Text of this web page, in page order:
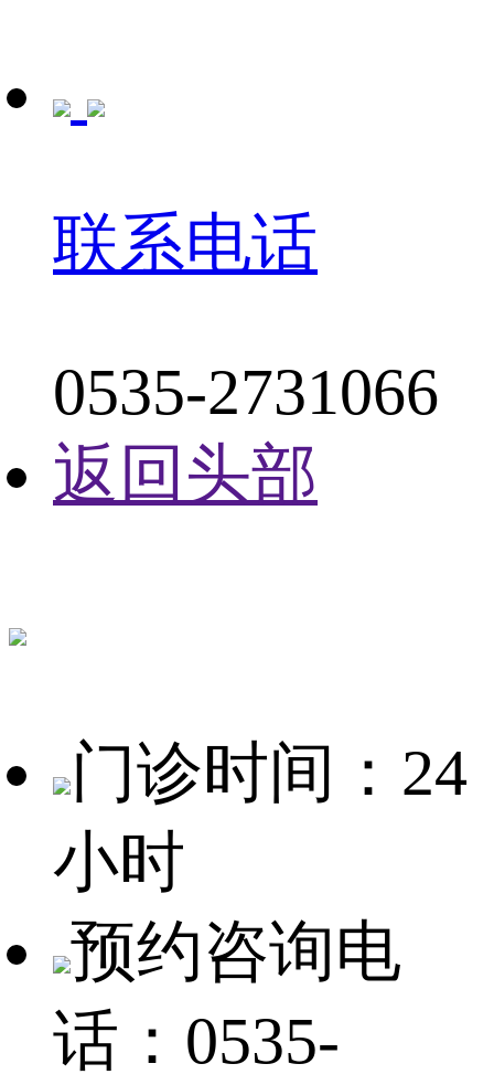
联系电话
0535-2731066
返回头部
门诊时间：24
小时
预约咨询电
话：0535-